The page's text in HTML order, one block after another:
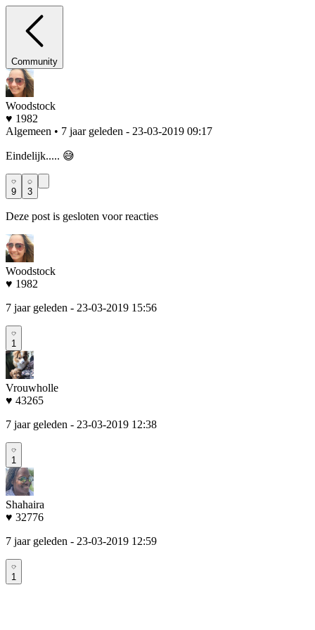
Community
Woodstock
♥ 1982
Algemeen • 7 jaar geleden - 23-03-2019 09:17
Eindelijk..... 😅
9 3
Deze post is gesloten voor reacties
Woodstock
♥ 1982
7 jaar geleden - 23-03-2019 15:56
1
Vrouwholle
♥ 43265
7 jaar geleden - 23-03-2019 12:38
1
Shahaira
♥ 32776
7 jaar geleden - 23-03-2019 12:59
1